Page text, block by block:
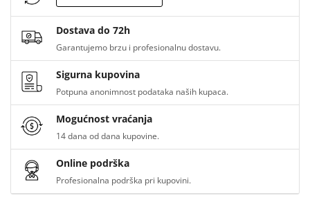
Dostava do 72h
Garantujemo brzu i profesionalnu dostavu.
Sigurna kupovina
Potpuna anonimnost podataka naših kupaca.
Mogućnost vraćanja
14 dana od dana kupovine.
Online podrška
Profesionalna podrška pri kupovini.